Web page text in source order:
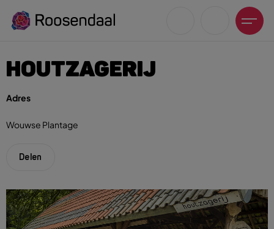
Zoeksuggesties
UITagenda
Fietsen
Winkeltijden en koopzondagen
HOUTZAGERIJ
Adres
Wouwse Plantage
Delen